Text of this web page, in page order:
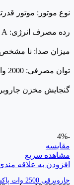
نوع موتور: موتور
رده مصرف انرژی: A
میزان صدا: نا مشخص
توان مصرفی: 2000 وات
گنجایش مخزن جاروبرقی:
-4%
مقایسه
مشاهده سریع
افزودن به علاقه
جاروبرقی 2500 وات پاکشوما مدل PVC 5125 N